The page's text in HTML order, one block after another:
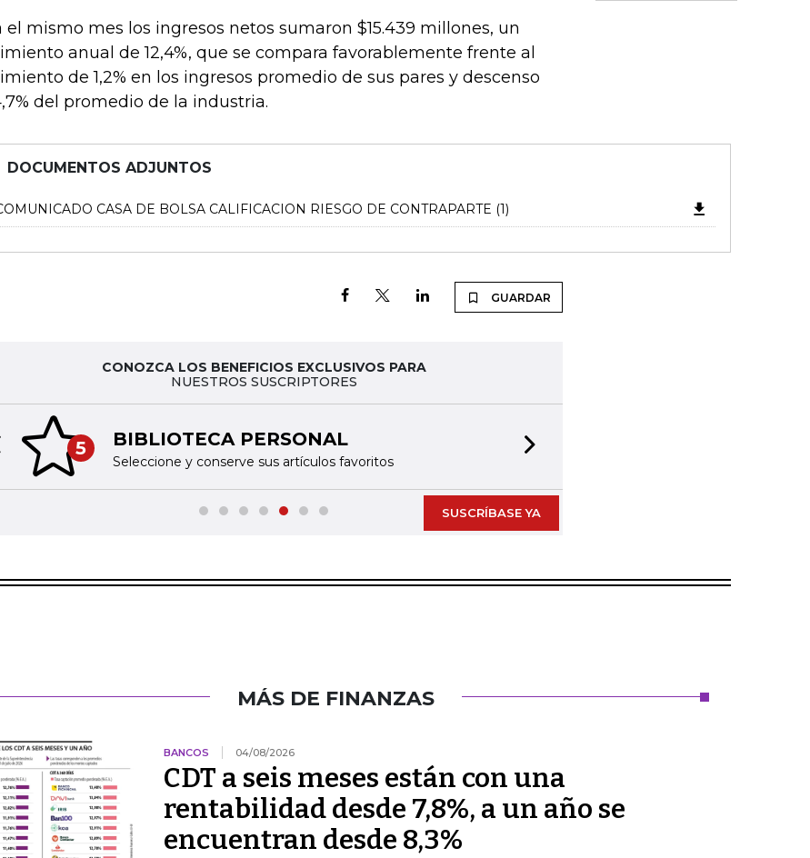
el mismo mes los ingresos netos sumaron $15.439 millones, un
anual de 12,4%, que se compara favorablemente frente al
de 1,2% en los ingresos promedio de sus pares y descenso
del promedio de la industria.
DOCUMENTOS ADJUNTOS
CASA DE BOLSA CALIFICACION RIESGO DE CONTRAPARTE (1)
GUARDAR
CONOZCA LOS BENEFICIOS EXCLUSIVOS PARA
NUESTROS SUSCRIPTORES
5 BIBLIOTECA PERSONAL
Seleccione y conserve sus artículos favoritos
slide
SUSCRÍBASE YA
MÁS DE FINANZAS
BANCOS 04/08/2026
CDT a seis meses están con una
rentabilidad desde 7,8%, a un año se
encuentran desde 8,3%